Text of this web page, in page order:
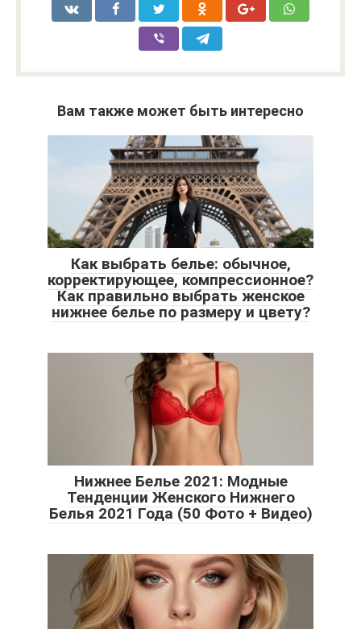
Вам также может быть интересно
Как выбрать белье: обычное,
корректирующее, компрессионное?
Как правильно выбрать женское
нижнее белье по размеру и цвету?
Нижнее Белье 2021: Модные
Тенденции Женского Нижнего
Белья 2021 Года (50 Фото + Видео)